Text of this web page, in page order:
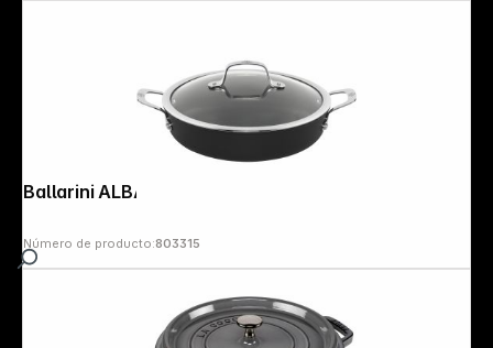
Número de producto:803315